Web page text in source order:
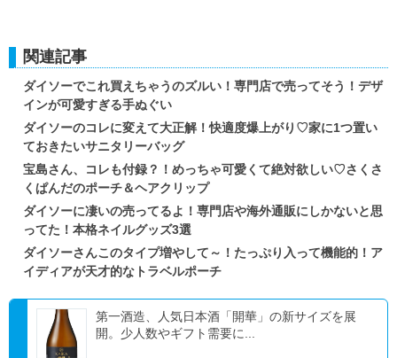
関連記事
ダイソーでこれ買えちゃうのズルい！専門店で売ってそう！デザ
インが可愛すぎる手ぬぐい
ダイソーのコレに変えて大正解！快適度爆上がり♡家に1つ置い
ておきたいサニタリーバッグ
宝島さん、コレも付録？！めっちゃ可愛くて絶対欲しい♡さくさ
くぱんだのポーチ＆ヘアクリップ
ダイソーに凄いの売ってるよ！専門店や海外通販にしかないと思
ってた！本格ネイルグッズ3選
ダイソーさんこのタイプ増やして～！たっぷり入って機能的！ア
イディアが天才的なトラベルポーチ
第一酒造、人気日本酒「開華」の新サイズを展
開。少人数やギフト需要に...